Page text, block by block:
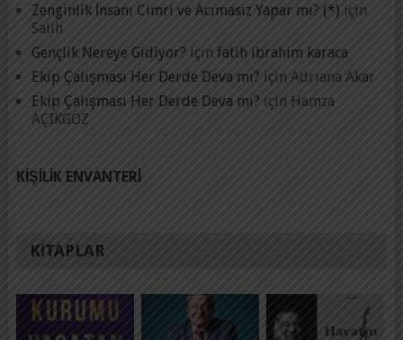
Zenginlik İnsanı Cimri ve Acımasız Yapar mı? (*) için
Salih
Gençlik Nereye Gidiyor? için fatih ibrahim karaca
Ekip Çalışması Her Derde Deva mı? için Adrıana Akar
Ekip Çalışması Her Derde Deva mı? için Hamza
AÇIKGÖZ
KIŞILIK ENVANTERI
KITAPLAR